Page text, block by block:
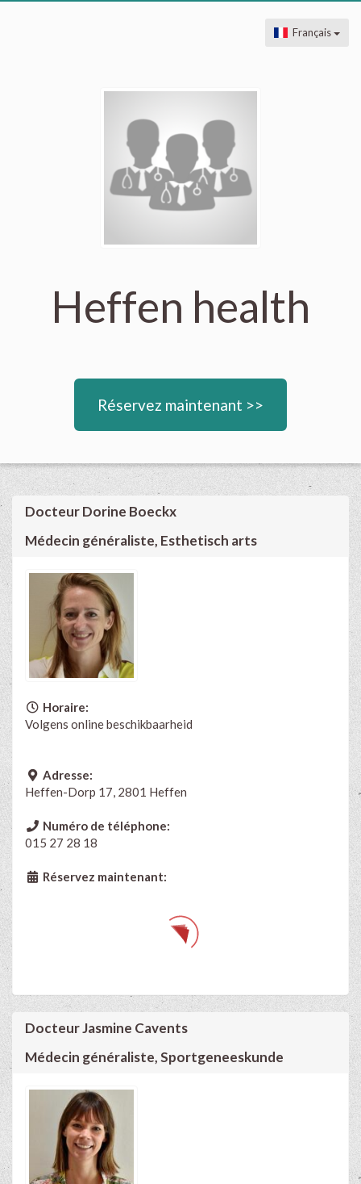
Français
Heffen health
Réservez maintenant >>
Docteur Dorine Boeckx
Médecin généraliste, Esthetisch arts
Horaire:
Volgens online beschikbaarheid
Adresse:
Heffen-Dorp 17, 2801 Heffen
Numéro de téléphone:
015 27 28 18
Réservez maintenant:
Docteur Jasmine Cavents
Médecin généraliste, Sportgeneeskunde